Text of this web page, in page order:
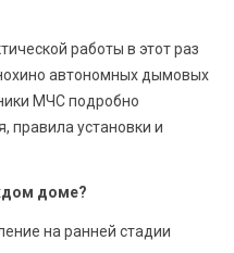
работы в этот раз
автономных дымовых
МЧС подробно
правила установки и
доме?
на ранней стадии